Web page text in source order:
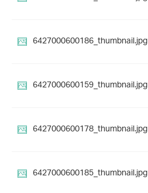
6427000600186_thumbnail.jpg
6427000600159_thumbnail.jpg
6427000600178_thumbnail.jpg
6427000600185_thumbnail.jpg